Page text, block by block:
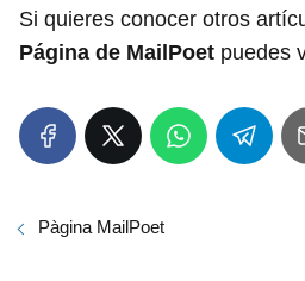
Si quieres conocer otros
Página de MailPoet puedes
Pàgina MailPoet